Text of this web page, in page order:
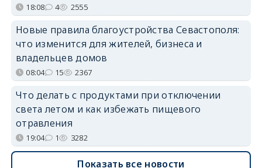
18:08 4 2555
Новые правила благоустройства Севастополя:
что изменится для жителей, бизнеса и
владельцев домов
08:04 15 2367
Что делать с продуктами при отключении
света летом и как избежать пищевого
отравления
19:04 1 3282
Показать все новости